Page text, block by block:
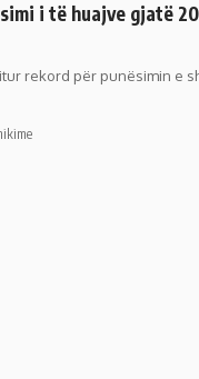
i të huajve gjatë
rekord për punësimin e